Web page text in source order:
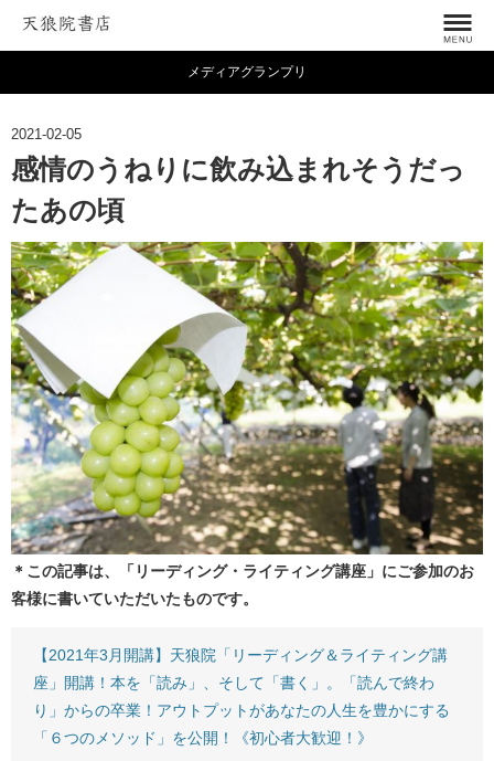
メディアグランプリ
2021-02-05
感情のうねりに飲み込まれそうだっ
たあの頃
＊この記事は、「リーディング・ライティング講座」にご参加のお
客様に書いていただいたものです。
【2021年3月開講】天狼院「リーディング＆ライティング講
座」開講！本を「読み」、そして「書く」。「読んで終わ
り」からの卒業！アウトプットがあなたの人生を豊かにする
「６つのメソッド」を公開！《初心者大歓迎！》